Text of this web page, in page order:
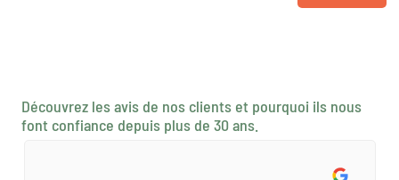
Découvrez les avis de nos clients et pourquoi ils nous
font confiance depuis plus de 30 ans.